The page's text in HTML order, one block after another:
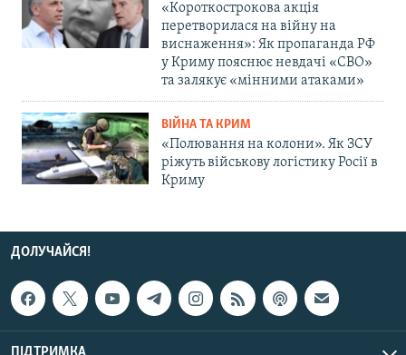
«Короткострокова акція
перетворилася на війну на
виснаження»: Як пропаганда РФ
у Криму пояснює невдачі «СВО»
та залякує «мінними атаками»
ВІЙНА ТА КРИМ
«Полювання на колони». Як ЗСУ
ріжуть військову логістику Росії в
Криму
ДОЛУЧАЙСЯ!
ПІДТРИМКА